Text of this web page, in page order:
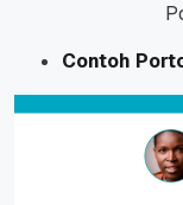
Contoh